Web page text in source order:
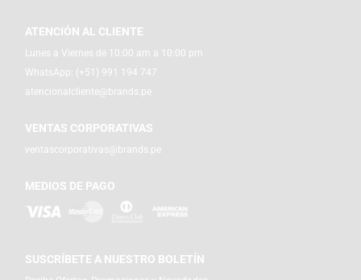
ATENCIÓN AL CLIENTE
Lunes a Viernes de 10:00 am a 10:00 pm
WhatsApp: (+51) 991 194 747
atencionalcliente@brands.pe
VENTAS CORPORATIVAS
ventascorporativas@brands.pe
MEDIOS DE PAGO
SUSCRÍBETE A NUESTRO BOLETÍN